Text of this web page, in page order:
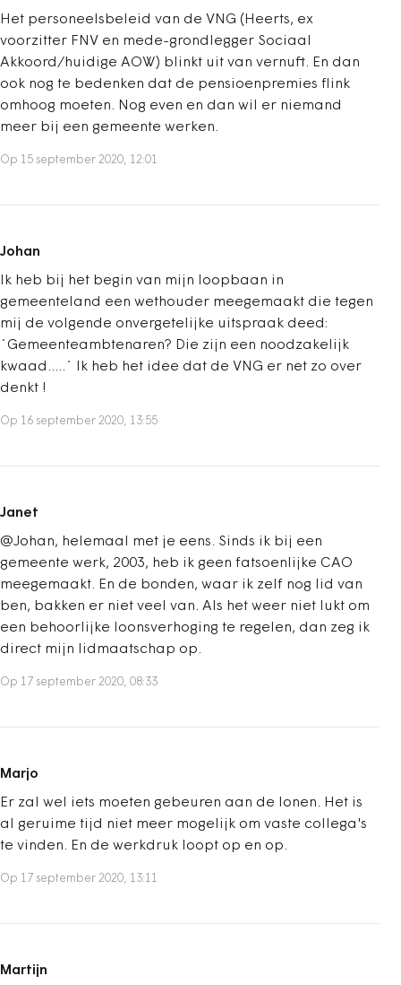
Het personeelsbeleid van de VNG (Heerts, ex
voorzitter FNV en mede-grondlegger Sociaal
Akkoord/huidige AOW) blinkt uit van vernuft. En dan
ook nog te bedenken dat de pensioenpremies flink
omhoog moeten. Nog even en dan wil er niemand
meer bij een gemeente werken.
Op 15 september 2020, 12:01
Johan
Ik heb bij het begin van mijn loopbaan in
gemeenteland een wethouder meegemaakt die tegen
mij de volgende onvergetelijke uitspraak deed:
´Gemeenteambtenaren? Die zijn een noodzakelijk
kwaad.....´ Ik heb het idee dat de VNG er net zo over
denkt !
Op 16 september 2020, 13:55
Janet
@Johan, helemaal met je eens. Sinds ik bij een
gemeente werk, 2003, heb ik geen fatsoenlijke CAO
meegemaakt. En de bonden, waar ik zelf nog lid van
ben, bakken er niet veel van. Als het weer niet lukt om
een behoorlijke loonsverhoging te regelen, dan zeg ik
direct mijn lidmaatschap op.
Op 17 september 2020, 08:33
Marjo
Er zal wel iets moeten gebeuren aan de lonen. Het is
al geruime tijd niet meer mogelijk om vaste collega's
te vinden. En de werkdruk loopt op en op.
Op 17 september 2020, 13:11
Martijn